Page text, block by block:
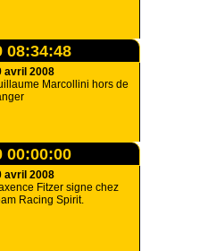
08:34:48
avril 2008
Marcollini hors de
00:00:00
avril 2008
Fitzer signe chez
Racing Spirit.